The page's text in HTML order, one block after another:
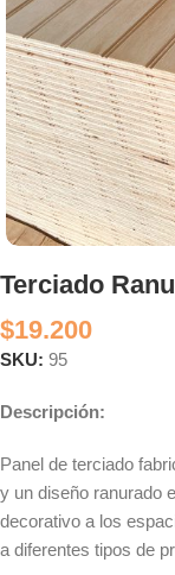
Terciado
$19.200
SKU: 95
Descripción:
Panel de terciado
y un diseño ranurado
decorativo a los
a diferentes tipos de